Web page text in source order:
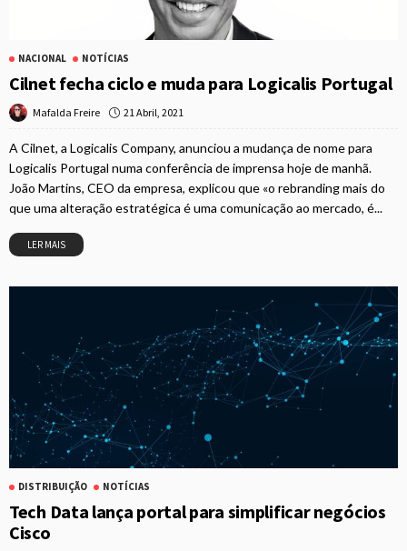
NACIONAL NOTÍCIAS
Cilnet fecha ciclo e muda para Logicalis Portugal
Mafalda Freire 21 Abril, 2021
A Cilnet, a Logicalis Company, anunciou a mudança de nome para
Logicalis Portugal numa conferência de imprensa hoje de manhã.
João Martins, CEO da empresa, explicou que «o rebranding mais do
que uma alteração estratégica é uma comunicação ao mercado, é...
LER MAIS
DISTRIBUIÇÃO NOTÍCIAS
Tech Data lança portal para simplificar negócios
Cisco